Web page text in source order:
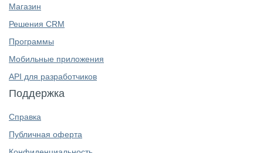
Магазин
Решения CRM
Программы
Мобильные приложения
API для разработчиков
Поддержка
Справка
Публичная оферта